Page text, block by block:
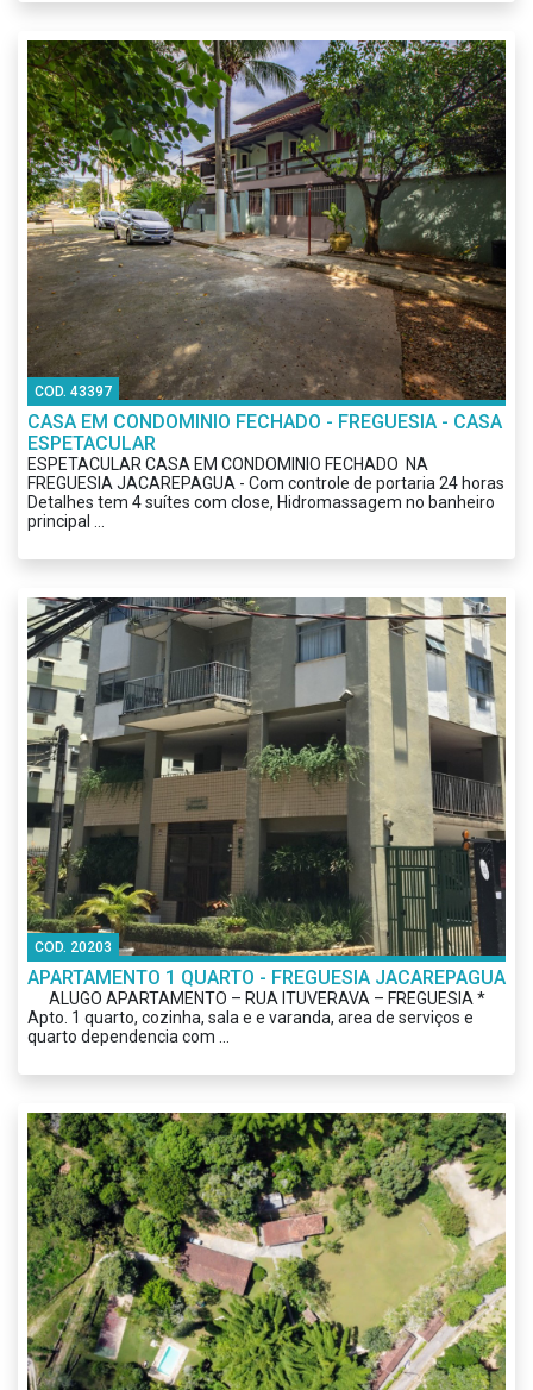
COD. 43397
CASA EM CONDOMINIO FECHADO - FREGUESIA - CASA
ESPETACULAR
ESPETACULAR CASA EM CONDOMINIO FECHADO NA
FREGUESIA JACAREPAGUA - Com controle de portaria 24 horas
Detalhes tem 4 suítes com close, Hidromassagem no banheiro
principal ...
COD. 20203
APARTAMENTO 1 QUARTO - FREGUESIA JACAREPAGUA
ALUGO APARTAMENTO – RUA ITUVERAVA – FREGUESIA *
Apto. 1 quarto, cozinha, sala e e varanda, area de serviços e
quarto dependencia com ...